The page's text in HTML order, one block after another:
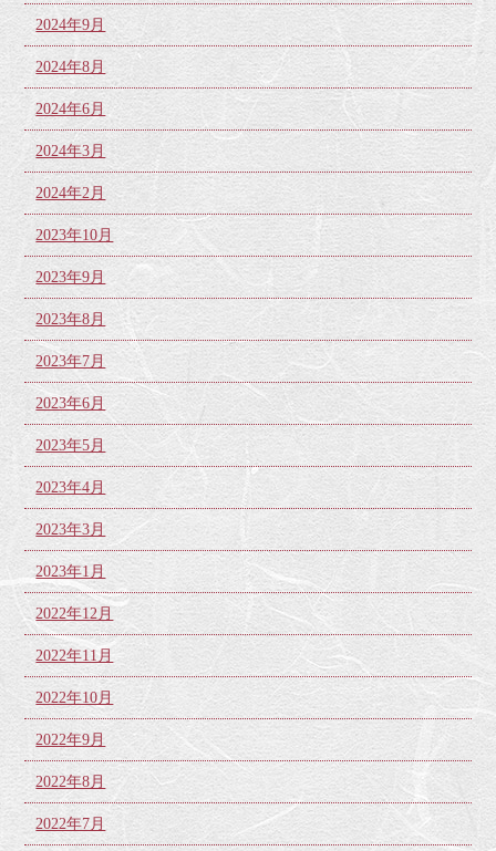
2024年9月
2024年8月
2024年6月
2024年3月
2024年2月
2023年10月
2023年9月
2023年8月
2023年7月
2023年6月
2023年5月
2023年4月
2023年3月
2023年1月
2022年12月
2022年11月
2022年10月
2022年9月
2022年8月
2022年7月